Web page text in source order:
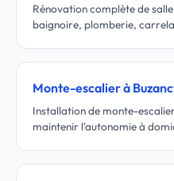
Rénovation complète de
baignoire, plomberie,
Monte-escalier à
Installation de monte-
maintenir l'autonomie à